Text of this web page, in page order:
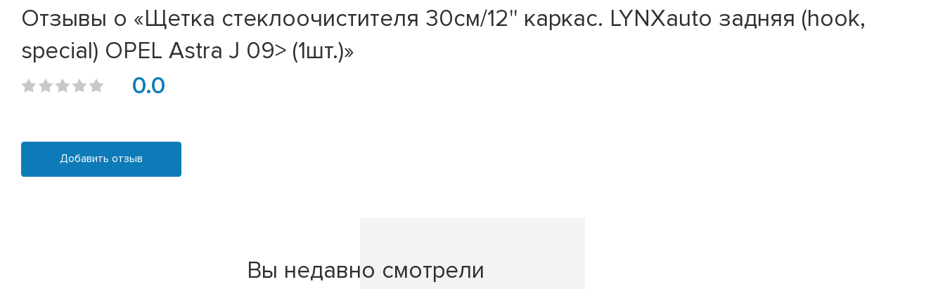
Отзывы о «Щетка стеклоочистителя 30см/12'' каркас. LYNXauto задняя (hook,
special) OPEL Astra J 09> (1шт.)»
0.0
Добавить отзыв
Вы недавно смотрели